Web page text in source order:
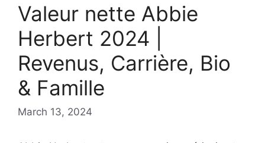
Valeur nette Abbie
Herbert 2024 |
Revenus, Carrière, Bio
& Famille
March 13, 2024